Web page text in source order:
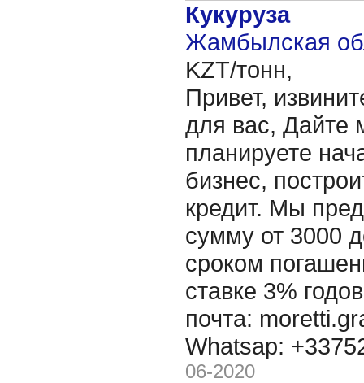
Кукуруза
Жамбылская
KZT/тонн,
Привет,
для вас, Дайте
планируете
бизнес,
кредит. Мы
сумму от 3000
сроком
ставке 3%
почта:
Whatsap:
06-2020